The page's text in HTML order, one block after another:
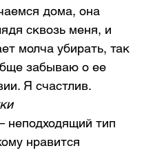
дома, она
сквозь меня, и
молча убирать, так
забываю о ее
Я счастлив.
тип
нравится